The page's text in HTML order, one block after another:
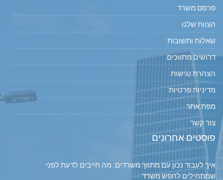
פרסם משרד
הצוות שלנו
שאלות ותשובות
דרושים מתווכים
הצהרת נגישות
מדיניות פרטיות
מפת אתר
צור קשר
פוסטים אחרונים
איך לעבוד נכון עם מתווך משרדים: מה חייבים לדעת לפני
שמתחילים לחפש משרד